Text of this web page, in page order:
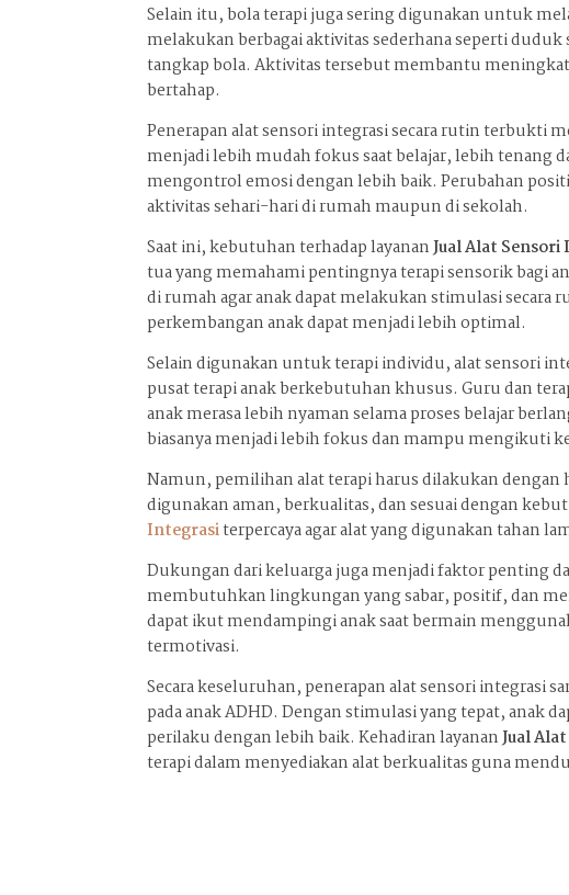
Selain itu, bola terapi juga sering digunakan untuk
melakukan berbagai aktivitas sederhana seperti
tangkap bola. Aktivitas tersebut membantu
bertahap.
Penerapan alat sensori integrasi secara rutin terbukti
menjadi lebih mudah fokus saat belajar, lebih tenang
mengontrol emosi dengan lebih baik. Perubahan
aktivitas sehari-hari di rumah maupun di sekolah.
Saat ini, kebutuhan terhadap layananJual Alat
tua yang memahami pentingnya terapi sensorik bagi
di rumah agar anak dapat melakukan stimulasi
perkembangan anak dapat menjadi lebih optimal.
Selain digunakan untuk terapi individu, alat sensori
pusat terapi anak berkebutuhan khusus. Guru dan
anak merasa lebih nyaman selama proses belajar
biasanya menjadi lebih fokus dan mampu mengikuti
Namun, pemilihan alat terapi harus dilakukan
digunakan aman, berkualitas, dan sesuai dengan
Integrasiterpercaya agar alat yang digunakan tahan
Dukungan dari keluarga juga menjadi faktor penting
membutuhkan lingkungan yang sabar, positif, dan
dapat ikut mendampingi anak saat bermain
termotivasi.
Secara keseluruhan, penerapan alat sensori integrasi
pada anak ADHD. Dengan stimulasi yang tepat,
perilaku dengan lebih baik. Kehadiran layananJual
terapi dalam menyediakan alat berkualitas guna